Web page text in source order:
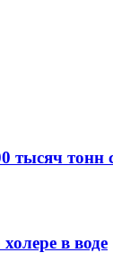
тысяч тонн
в воде